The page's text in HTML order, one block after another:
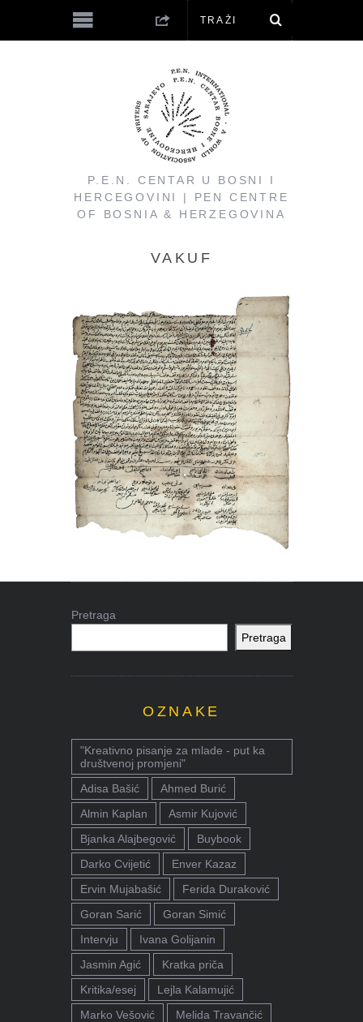
P.E.N. CENTAR U BOSNI I
HERCEGOVINI | PEN CENTRE
OF BOSNIA & HERZEGOVINA
VAKUF
Pretraga
Pretraga
OZNAKE
"Kreativno pisanje za mlade - put ka
društvenoj promjeni"
Adisa Bašić
Ahmed Burić
Almin Kaplan
Asmir Kujović
Bjanka Alajbegović
Buybook
Darko Cvijetić
Enver Kazaz
Ervin Mujabašić
Ferida Duraković
Goran Sarić
Goran Simić
Intervju
Ivana Golijanin
Jasmin Agić
Kratka priča
Kritika/esej
Lejla Kalamujić
Marko Vešović
Melida Travančić